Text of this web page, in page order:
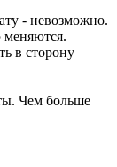
- невозможно.
меняются.
в сторону
Чем больше